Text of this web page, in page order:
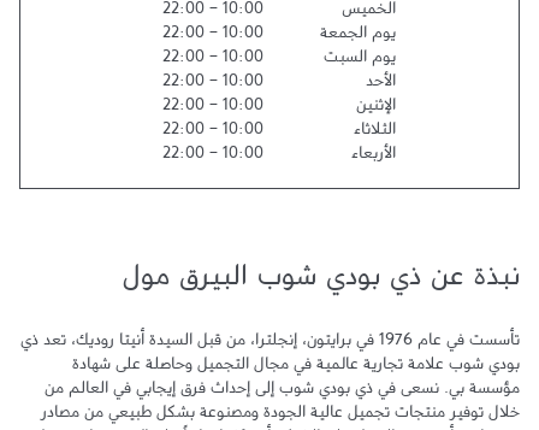
الخميس 10:00
-
22:00
يوم الجمعة
10:00
-
22:00
يوم السبت
10:00
-
22:00
الأحد
10:00
-
22:00
الإثنين
10:00
-
22:00
الثلاثاء
10:00
-
22:00
الأربعاء
10:00
-
22:00
نبذة عن ذي بودي شوب البيرق مول
خلال توفير منتجات تجميل عالية الجودة ومصنوعة بشكل طبيعي من مصادر